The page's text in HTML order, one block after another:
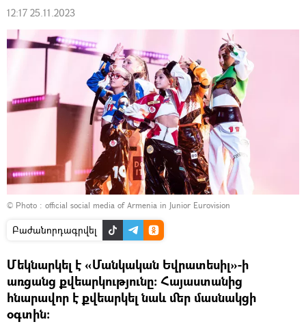
12:17 25.11.2023
© Photo : official social media of Armenia in Junior Eurovision
Բաժանորդագրվել
Մեկնարկել է «Մանկական Եվրատեսիլ»-ի
առցանց քվեարկությունը: Հայաստանից
հնարավոր է քվեարկել նաև մեր մասնակցի
օգտին։